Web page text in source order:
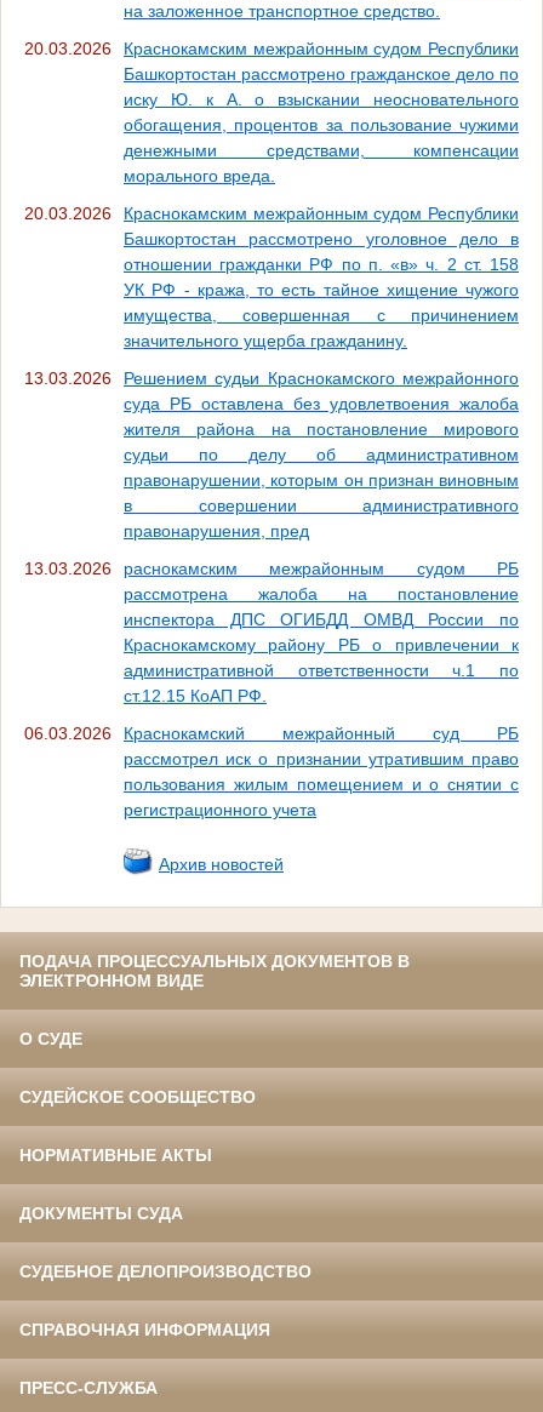
на заложенное транспортное средство.
20.03.2026
Краснокамским межрайонным судом Республики
Башкортостан рассмотрено гражданское дело по
иску Ю. к А. о взыскании неосновательного
обогащения, процентов за пользование чужими
денежными средствами, компенсации
морального вреда.
20.03.2026
Краснокамским межрайонным судом Республики
Башкортостан рассмотрено уголовное дело в
отношении гражданки РФ по п. «в» ч. 2 ст. 158
УК РФ - кража, то есть тайное хищение чужого
имущества, совершенная с причинением
значительного ущерба гражданину.
13.03.2026
Решением судьи Краснокамского межрайонного
суда РБ оставлена без удовлетвоения жалоба
жителя района на постановление мирового
судьи по делу об административном
правонарушении, которым он признан виновным
в совершении административного
правонарушения, пред
13.03.2026
раснокамским межрайонным судом РБ
рассмотрена жалоба на постановление
инспектора ДПС ОГИБДД ОМВД России по
Краснокамскому району РБ о привлечении к
административной ответственности ч.1 по
ст.12.15 КоАП РФ.
06.03.2026
Краснокамский межрайонный суд РБ
рассмотрел иск о признании утратившим право
пользования жилым помещением и о снятии с
регистрационного учета
Архив новостей
ПОДАЧА ПРОЦЕССУАЛЬНЫХ ДОКУМЕНТОВ В
ЭЛЕКТРОННОМ ВИДЕ
О СУДЕ
СУДЕЙСКОЕ СООБЩЕСТВО
НОРМАТИВНЫЕ АКТЫ
ДОКУМЕНТЫ СУДА
СУДЕБНОЕ ДЕЛОПРОИЗВОДСТВО
СПРАВОЧНАЯ ИНФОРМАЦИЯ
ПРЕСС-СЛУЖБА